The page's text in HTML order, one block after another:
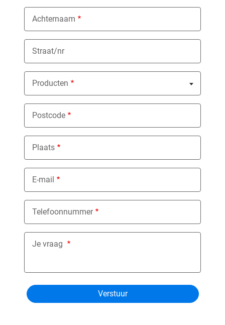
Achternaam
Straat/nr
Producten
Nothing selected
Postcode
Plaats
E-mail
Telefoonnummer
Je vraag